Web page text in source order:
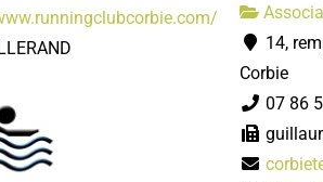
14,
Corbie
07 86